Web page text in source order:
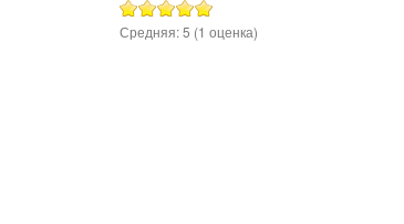
Средняя:5 (1 оценка)